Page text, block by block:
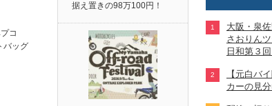
コ
バッグ
据え置きの98万100円！
大阪・泉
さおりん
日和第３回
【元白バ
カーの見